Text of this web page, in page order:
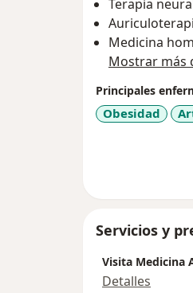
Terapia
Medicina
Mostrar más
Principales
Obesidad
Servicios y
Visita Medicina
Detalles